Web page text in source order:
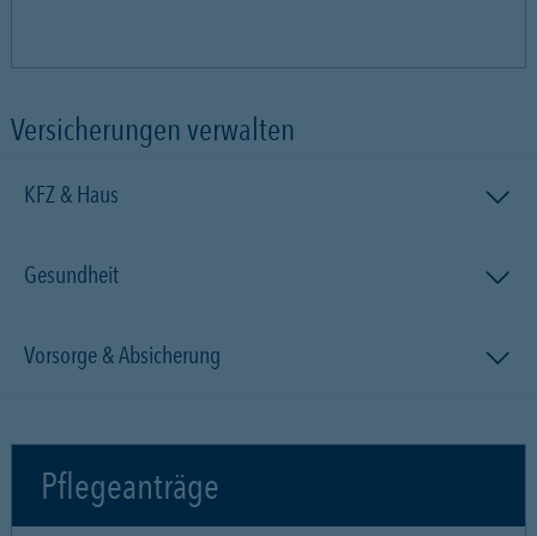
Versicherungen verwalten
KFZ & Haus
Gesundheit
Vorsorge & Absicherung
Pflegeanträge